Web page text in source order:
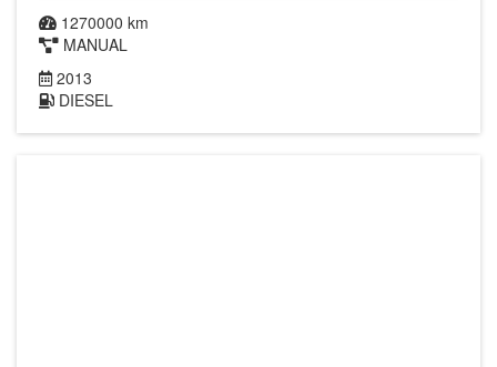
1270000 km
MANUAL
2013
DIESEL